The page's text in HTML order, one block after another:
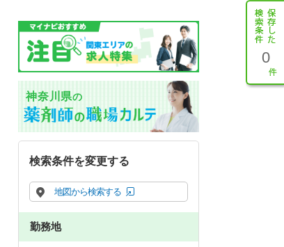
0
神奈川県の
検索条件を変更する
地図から検索する
勤務地